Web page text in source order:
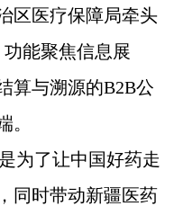
区医疗保障局牵头
能聚焦信息展
算与溯源的B2B公
。
为了让中国好药走
同时带动新疆医药